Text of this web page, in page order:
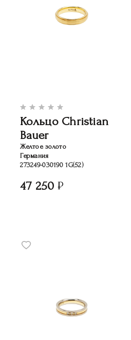
Кольцо Christian
Bauer
Желтое золото
Германия
273249-030190 1G(52)
47 250